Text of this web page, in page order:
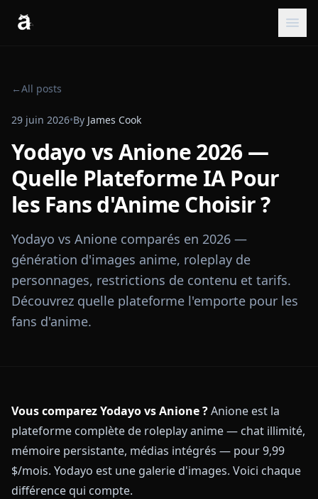
←All posts
29 juin 2026•By James Cook
Yodayo vs Anione 2026 —
Quelle Plateforme IA Pour
les Fans d'Anime Choisir ?
Yodayo vs Anione comparés en 2026 —
génération d'images anime, roleplay de
personnages, restrictions de contenu et tarifs.
Découvrez quelle plateforme l'emporte pour les
fans d'anime.
Vous comparez Yodayo vs Anione ?Anione est la
plateforme complète de roleplay anime — chat illimité,
mémoire persistante, médias intégrés — pour 9,99
$/mois. Yodayo est une galerie d'images. Voici chaque
différence qui compte.